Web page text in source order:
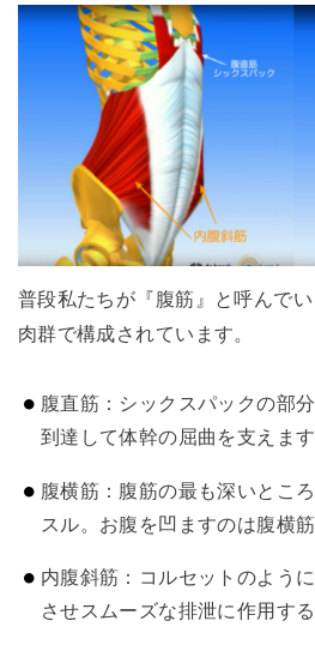
普段私たちが『腹筋』と呼んで
肉群で構成されています。
腹直筋：シックスパックの部
到達して体幹の屈曲を支えます
腹横筋：腹筋の最も深いとこ
スル。お腹を凹ますのは腹横筋
内腹斜筋：コルセットのよう
させスムーズな排泄に作用す